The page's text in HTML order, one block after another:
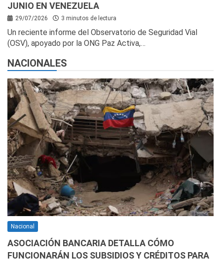
JUNIO EN VENEZUELA
29/07/2026 3 minutos de lectura
Un reciente informe del Observatorio de Seguridad Vial
(OSV), apoyado por la ONG Paz Activa,…
NACIONALES
Nacional
ASOCIACIÓN BANCARIA DETALLA CÓMO
FUNCIONARÁN LOS SUBSIDIOS Y CRÉDITOS PARA